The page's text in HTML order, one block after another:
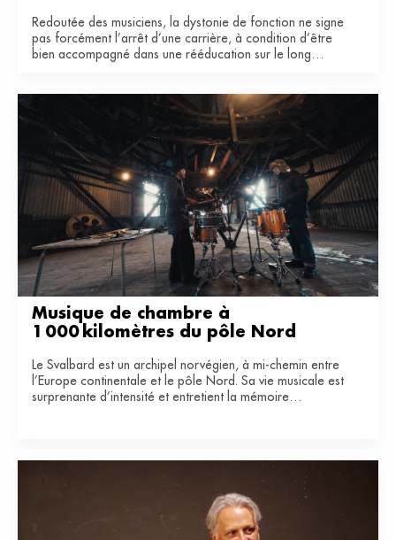
Redoutée des musiciens, la dystonie de fonction ne signe
pas forcément l’arrêt d’une carrière, à condition d’être
bien accompagné dans une rééducation sur le long
Musique de chambre à
1 000 kilomètres du pôle Nord
Le Svalbard est un archipel norvégien, à mi-chemin entre
l’Europe continentale et le pôle Nord. Sa vie musicale est
surprenante d’intensité et entretient la mémoire